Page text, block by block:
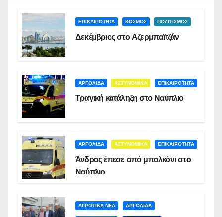
ΕΠΙΚΑΙΡΟΤΗΤΑ ΚΟΣΜΟΣ ΠΟΛΙΤΙΣΜΟΣ
Δεκέμβριος στο Αζερμπαϊτζάν
ΑΡΓΟΛΙΔΑ ΑΣΤΥΝΟΜΙΚΑ ΕΠΙΚΑΙΡΟΤΗΤΑ
Τραγική κατάληξη στο Ναύπλιο
ΑΡΓΟΛΙΔΑ ΑΣΤΥΝΟΜΙΚΑ ΕΠΙΚΑΙΡΟΤΗΤΑ
Άνδρας έπεσε από μπαλκόνι στο
Ναύπλιο
ΑΓΡΟΤΙΚΑ ΝΕΑ ΑΡΓΟΛΙΔΑ